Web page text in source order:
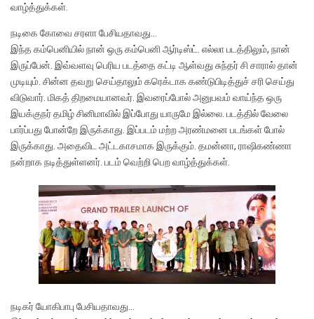
வாழ்த்துக்கள்.
நடிகை கோவை சரளா பேசியதாவது…
இந்த கம்பெனியில் நான் ஒரு கம்பெனி ஆர்டிஸ்ட். எல்லா படத்திலும், நான்
இருப்பேன். இவ்வளவு பெரிய படத்தை கட்டி ஆள்வது சுந்தர் சி சாரால் தான்
முடியும். சின்ன தவறு செய்தாலும் கரெக்டாக கண்டுபிடித்துச் சரி செய்து
விடுவார். மிகத் திறமையானவர். இவரைப்போல் அனுபவம் வாய்ந்த ஒரு
இயக்குநர் தமிழ் சினிமாவில் இப்போது யாருமே இல்லை. படத்தில் வேலை
பார்ப்பது போன்றே இருக்காது. இப்படம் மற்ற அரண்மனை படங்கள் போல்
இருக்காது. அதைவிட அட்டகாசமாக இருக்கும். தமன்னா, ராஷிகண்ணா
நன்றாக நடித்துள்ளனர். படம் வெற்றி பெற வாழ்த்துக்கள்.
நடிகர் யோகிபாபு பேசியதாவது…